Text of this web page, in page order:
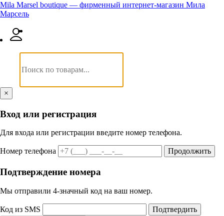
Mila Marsel boutique — фирменный интернет-магазин Мила
Марсель
×
Вход или регистрация
Для входа или регистрации введите номер телефона.
Номер телефона Продолжить
Подтверждение номера
Мы отправили 4‑значный код на ваш номер.
Код из SMS Подтвердить